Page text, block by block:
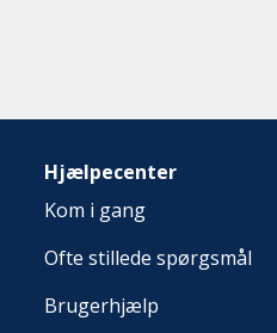
Hjælpecenter
Kom i gang
Ofte stillede spørgsmål
Brugerhjælp